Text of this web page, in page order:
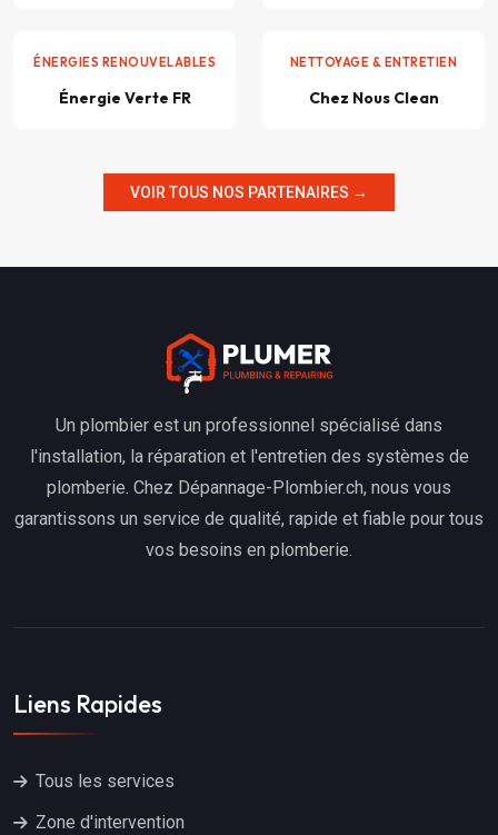
ÉNERGIES RENOUVELABLES
Énergie Verte FR
NETTOYAGE & ENTRETIEN
Chez Nous Clean
VOIR TOUS NOS PARTENAIRES →
Un plombier est un professionnel spécialisé dans
l'installation, la réparation et l'entretien des systèmes de
plomberie. Chez Dépannage-Plombier.ch, nous vous
garantissons un service de qualité, rapide et fiable pour tous
vos besoins en plomberie.
Liens Rapides
Tous les services
Zone d'intervention